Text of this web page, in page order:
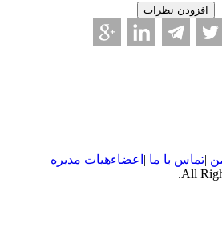
|تماس با ما|اعضاءهیات مدیره
All